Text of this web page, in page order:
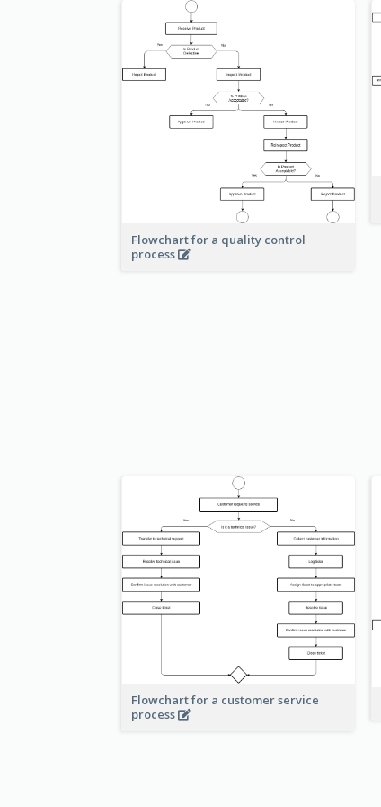
Flowchart for a quality control
process
Flowchart for a customer service
process